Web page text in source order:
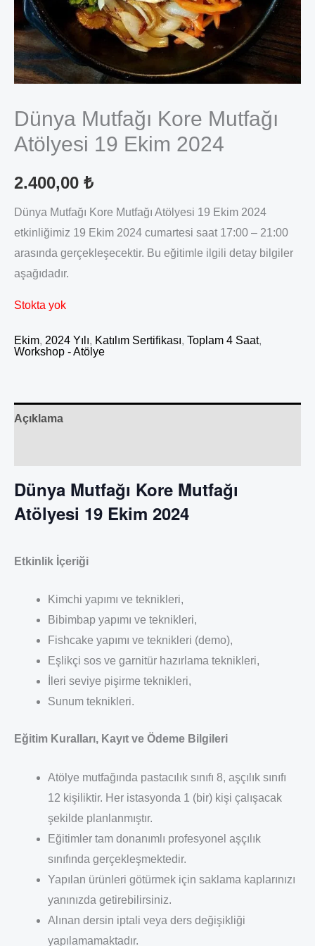
Dünya Mutfağı Kore Mutfağı
Atölyesi 19 Ekim 2024
2.400,00 ₺
Dünya Mutfağı Kore Mutfağı Atölyesi 19 Ekim 2024
etkinliğimiz 19 Ekim 2024 cumartesi saat 17:00 – 21:00
arasında gerçekleşecektir. Bu eğitimle ilgili detay bilgiler
aşağıdadır.
Stokta yok
Ekim, 2024 Yılı, Katılım Sertifikası, Toplam 4 Saat,
Workshop - Atölye
Açıklama
Dünya Mutfağı Kore Mutfağı
Atölyesi 19 Ekim 2024
Etkinlik İçeriği
Kimchi yapımı ve teknikleri,
Bibimbap yapımı ve teknikleri,
Fishcake yapımı ve teknikleri (demo),
Eşlikçi sos ve garnitür hazırlama teknikleri,
İleri seviye pişirme teknikleri,
Sunum teknikleri.
Eğitim Kuralları, Kayıt ve Ödeme Bilgileri
Atölye mutfağında pastacılık sınıfı 8, aşçılık sınıfı
12 kişiliktir. Her istasyonda 1 (bir) kişi çalışacak
şekilde planlanmıştır.
Eğitimler tam donanımlı profesyonel aşçılık
sınıfında gerçekleşmektedir.
Yapılan ürünleri götürmek için saklama kaplarınızı
yanınızda getirebilirsiniz.
Alınan dersin iptali veya ders değişikliği
yapılamamaktadır.